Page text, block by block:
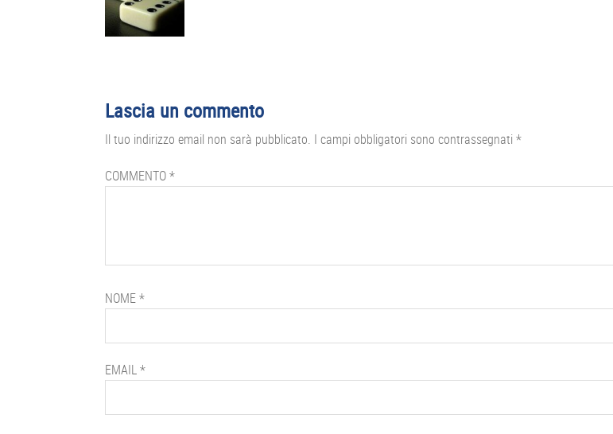
Interazioni
del
lettore
Lascia un commento
Il tuo indirizzo email non sarà pubblicato. I campi obbligatori sono contrassegnati *
COMMENTO*
NOME*
EMAIL*